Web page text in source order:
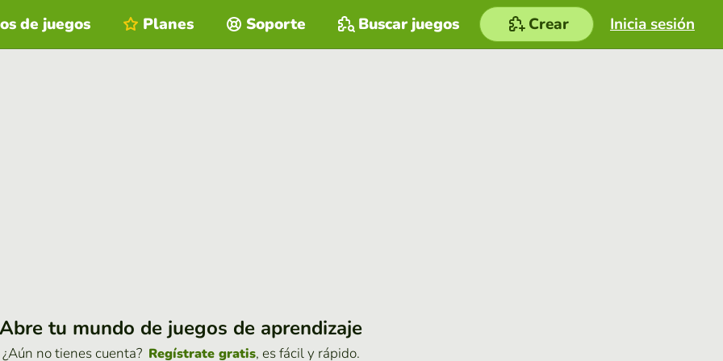
Inicia sesión
de juegos Planes Soporte Buscar juegos Crear
Abre tu mundo de juegos de aprendizaje
¿Aún no tienes cuenta? Regístrate gratis, es fácil y rápido.